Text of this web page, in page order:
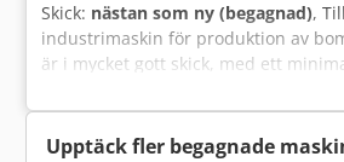
Skick: nästan som ny (begagnad),
industrimaskin för produktion av
är i mycket gott skick, med ett
Upptäck fler begagnade